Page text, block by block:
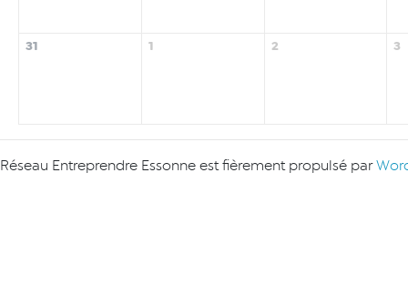
31 1 2 3
Réseau Entreprendre Essonne est fièrement propulsé par